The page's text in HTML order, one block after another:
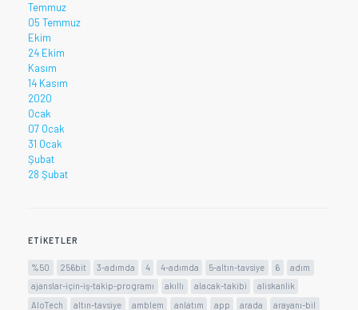
Temmuz
05 Temmuz
Ekim
24 Ekim
Kasım
14 Kasım
2020
Ocak
07 Ocak
31 Ocak
Şubat
28 Şubat
ETIKETLER
%50 256bit 3-adımda 4 4-adımda 5-altın-tavsiye 6
adım
ajanslar-için-iş-takip-programı
akıllı alacak-takibi
aliskanlik
AloTech
altın-tavsiye amblem anlatım app arada arayanı-bil